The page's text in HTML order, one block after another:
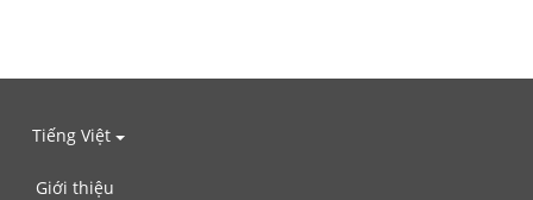
Tiếng Việt
Giới thiệu